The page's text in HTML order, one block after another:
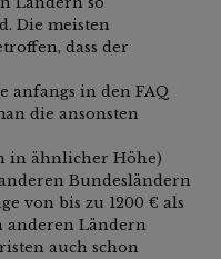
Die meisten
dass der
anfangs in den FAQ
die ansonsten
in ähnlicher Höhe)
Bundesländern
von bis zu 1200 € als
Ländern
auch schon